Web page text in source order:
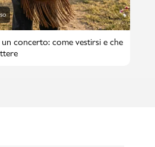
concerto: come vestirsi e che